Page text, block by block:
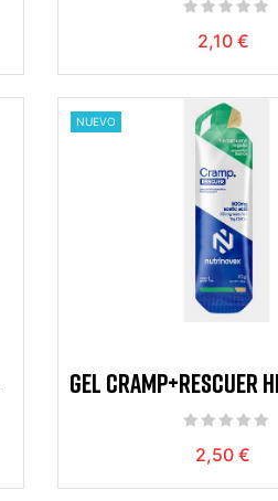
2,10 €
NUEVO
GEL CRAMP+RESCUER
REGALIZ
2,50 €